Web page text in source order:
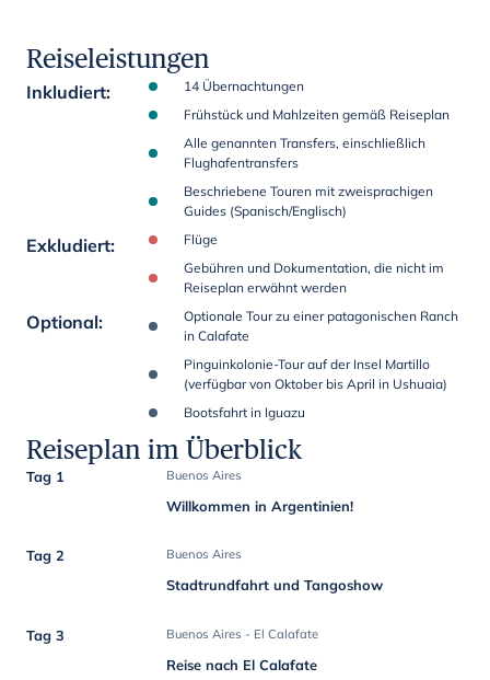
Reiseleistungen
Inkludiert:
14 Übernachtungen
Frühstück und Mahlzeiten gemäß Reiseplan
Alle genannten Transfers, einschließlich
Flughafentransfers
Beschriebene Touren mit zweisprachigen
Guides (Spanisch/Englisch)
Exkludiert:
Flüge
Gebühren und Dokumentation, die nicht im
Reiseplan erwähnt werden
Optional:
Optionale Tour zu einer patagonischen Ranch
in Calafate
Pinguinkolonie-Tour auf der Insel Martillo
(verfügbar von Oktober bis April in Ushuaia)
Bootsfahrt in Iguazu
Reiseplan im Überblick
Tag 1 Buenos Aires
Willkommen in Argentinien!
Tag 2 Buenos Aires
Stadtrundfahrt und Tangoshow
Tag 3 Buenos Aires - El Calafate
Reise nach El Calafate